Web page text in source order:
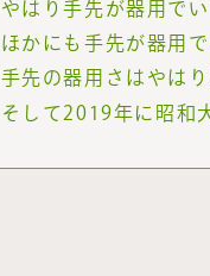
やはり手先が器用で
ほかにも手先が器用
手先の器用さはやは
そして2019年に昭和